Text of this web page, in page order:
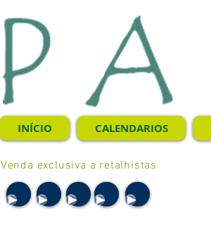
INÍCIO CALENDARIOS
Venda exclusiva a retalhistas